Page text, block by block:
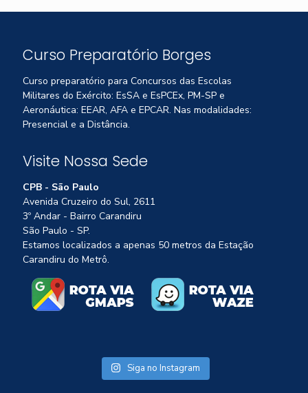
Curso Preparatório Borges
Curso preparatório para Concursos das Escolas
Militares do Exército: EsSA e EsPCEx, PM-SP e
Aeronáutica: EEAR, AFA e EPCAR. Nas modalidades:
Presencial e a Distância.
Visite Nossa Sede
CPB - São Paulo
Avenida Cruzeiro do Sul, 2611
3º Andar - Bairro Carandiru
São Paulo - SP.
Estamos localizados a apenas 50 metros da Estação
Carandiru do Metrô.
Siga no Instagram